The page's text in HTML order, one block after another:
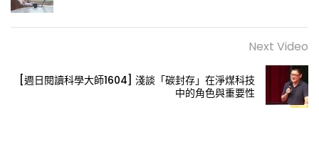
Next Video
[週日閱讀科學大師1604] 淺談「碳封存」在淨煤科技
中的角色與重要性